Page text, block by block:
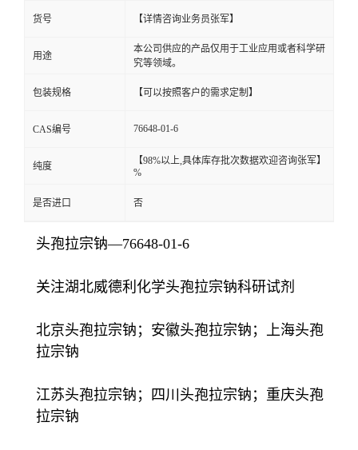
货号 【详情咨询业务员张军】
用途
本公司供应的产品仅用于工业应用或者科学研
究等领域。
包装规格 【可以按照客户的需求定制】
CAS编号 76648-01-6
纯度
【98%以上,具体库存批次数据欢迎咨询张军】
%
是否进口 否
头孢拉宗钠—76648-01-6
关注湖北威德利化学头孢拉宗钠科研试剂
北京头孢拉宗钠；安徽头孢拉宗钠；上海头孢
拉宗钠
江苏头孢拉宗钠；四川头孢拉宗钠；重庆头孢
拉宗钠